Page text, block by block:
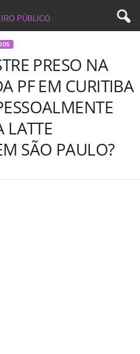
PRESO NA
PF EM CURITIBA
LATTE
SÃO PAULO?